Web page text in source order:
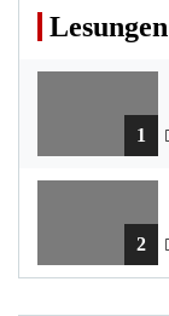
Lesungen
1
2